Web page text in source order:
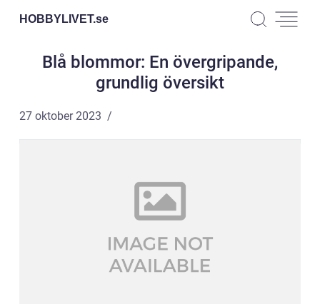
HOBBYLIVET.se
Blå blommor: En övergripande,
grundlig översikt
27 oktober 2023